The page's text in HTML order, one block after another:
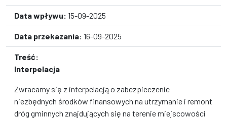
Data wpływu: 15-09-2025
Data przekazania: 16-09-2025
Treść:
Interpelacja
Zwracamy się z interpelacją o zabezpieczenie
niezbędnych środków finansowych na utrzymanie i remont
dróg gminnych znajdujących się na terenie miejscowości